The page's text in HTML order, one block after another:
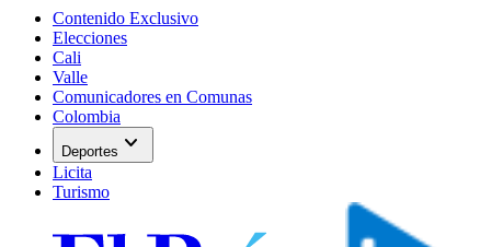
Contenido Exclusivo
Elecciones
Cali
Valle
Comunicadores en Comunas
Colombia
Deportes expand_more
Licita
Turismo